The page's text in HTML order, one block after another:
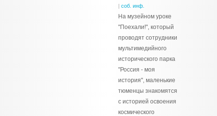
| соб. инф.
На музейном уроке
"Поехали!", который
проводят сотрудники
мультимедийного
исторического парка
"Россия - моя
история", маленькие
тюменцы знакомятся
с историей освоения
космического